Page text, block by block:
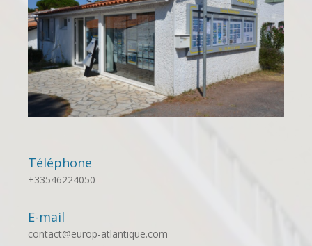
Téléphone
+33546224050
E-mail
contact@europ-atlantique.com